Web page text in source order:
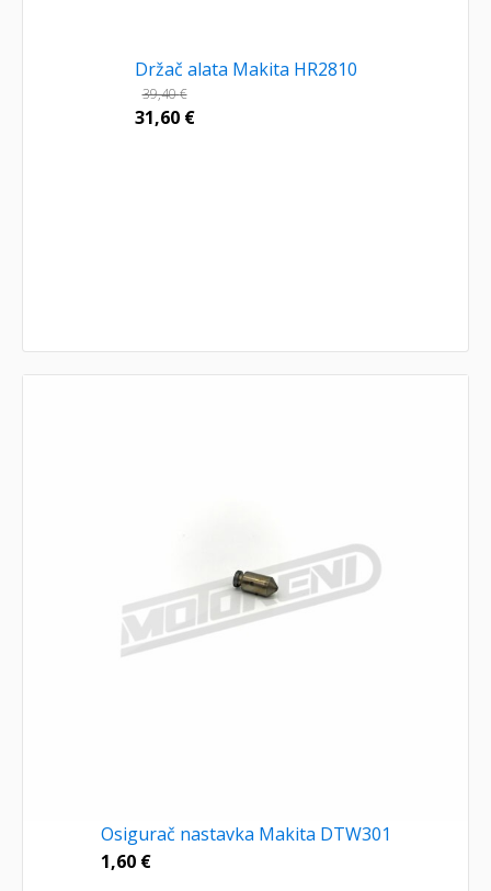
Držač alata Makita HR2810
39,40€
31,60 €
Osigurač nastavka Makita DTW301
1,60 €